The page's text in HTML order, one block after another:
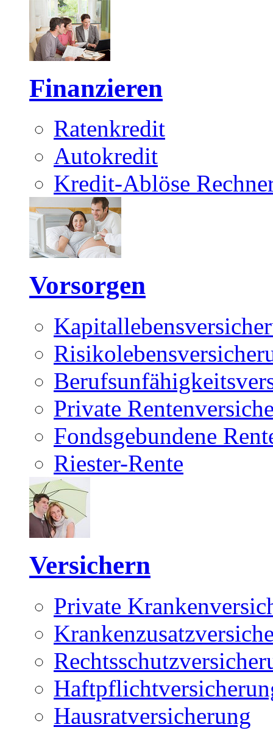
Finanzieren
Ratenkredit
Autokredit
Kredit-Ablöse
Vorsorgen
Private
Fondsgebundene
Riester-Rente
Versichern
Private
Hausratversicherung